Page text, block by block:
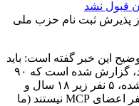
پذیرش ثبت نام حزب ملی
این خبر گفته است: باید
اطلاعات ۸۴۵ نفر را شفاف سازی کنند، گزارش شده است که ۹۰
نفر عضو یک حزب دیگر، ۷۴ نفر فوت شده، ۵ نفر زیر ۱۸ سال و
اعضای MCP نیستند (ما